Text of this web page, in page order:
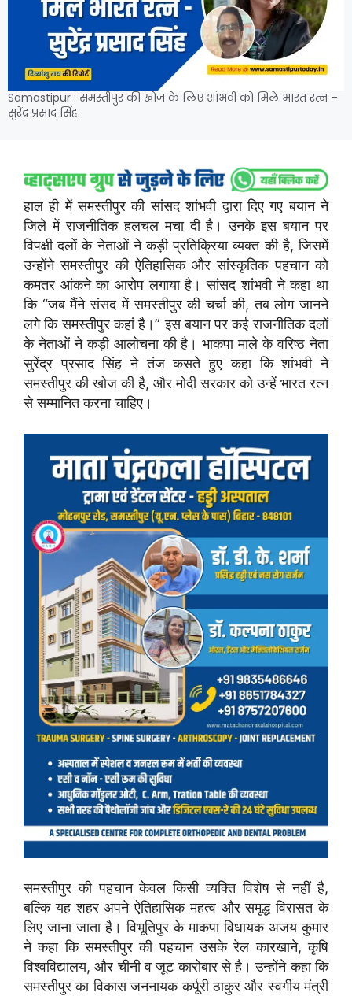
Samastipur : समस्तीपुर की खोज के लिए शांभवी को मिले भारत रत्न –
सुरेंद्र प्रसाद सिंह.
हाल ही में समस्तीपुर की सांसद शांभवी द्वारा दिए गए बयान ने
जिले में राजनीतिक हलचल मचा दी है। उनके इस बयान पर
विपक्षी दलों के नेताओं ने कड़ी प्रतिक्रिया व्यक्त की है, जिसमें
उन्होंने समस्तीपुर की ऐतिहासिक और सांस्कृतिक पहचान को
कमतर आंकने का आरोप लगाया है। सांसद शांभवी ने कहा था
कि “जब मैंने संसद में समस्तीपुर की चर्चा की, तब लोग जानने
लगे कि समस्तीपुर कहां है।” इस बयान पर कई राजनीतिक दलों
के नेताओं ने कड़ी आलोचना की है। भाकपा माले के वरिष्ठ नेता
सुरेंद्र प्रसाद सिंह ने तंज कसते हुए कहा कि शांभवी ने
समस्तीपुर की खोज की है, और मोदी सरकार को उन्हें भारत रत्न
से सम्मानित करना चाहिए।
समस्तीपुर की पहचान केवल किसी व्यक्ति विशेष से नहीं है,
बल्कि यह शहर अपने ऐतिहासिक महत्व और समृद्ध विरासत के
लिए जाना जाता है। विभूतिपुर के माकपा विधायक अजय कुमार
ने कहा कि समस्तीपुर की पहचान उसके रेल कारखाने, कृषि
विश्वविद्यालय, और चीनी व जूट कारोबार से है। उन्होंने कहा कि
समस्तीपुर का विकास जननायक कर्पूरी ठाकुर और स्वर्गीय मंत्री